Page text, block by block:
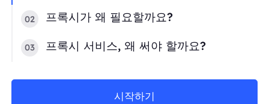
02 프록시가 왜 필요할까요?
03 프록시 서비스, 왜 써야 할까요?
시작하기